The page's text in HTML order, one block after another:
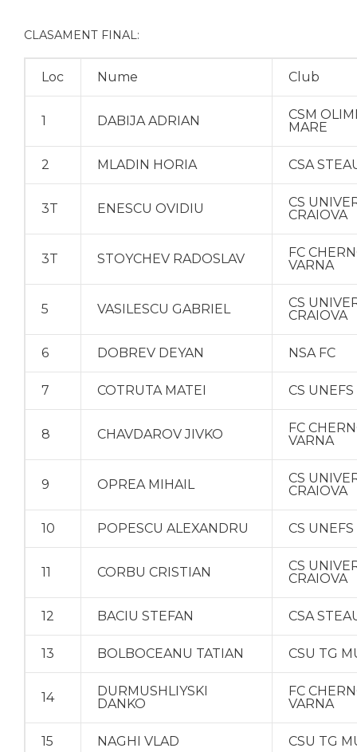
CLASAMENT FINAL:
Loc Nume Club
1 DABIJA ADRIAN
CSM
MARE
2 MLADIN HORIA CSA
3T ENESCU OVIDIU
CS
CRAIOVA
3T STOYCHEV RADOSLAV
FC
VARNA
5 VASILESCU GABRIEL
CS
CRAIOVA
6 DOBREV DEYAN NSA FC
7 COTRUTA MATEI CS
8 CHAVDAROV JIVKO
FC
VARNA
9 OPREA MIHAIL
CS
CRAIOVA
10 POPESCU ALEXANDRU CS
11 CORBU CRISTIAN
CS
CRAIOVA
12 BACIU STEFAN CSA
13 BOLBOCEANU TATIAN CSU TG
14
DURMUSHLIYSKI
DANKO
FC
VARNA
15 NAGHI VLAD CSU TG